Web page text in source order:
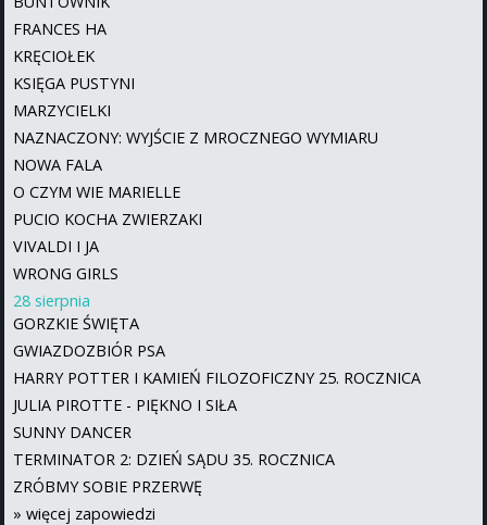
FRANCES HA
KRĘCIOŁEK
KSIĘGA PUSTYNI
MARZYCIELKI
NAZNACZONY: WYJŚCIE Z MROCZNEGO WYMIARU
NOWA FALA
O CZYM WIE MARIELLE
PUCIO KOCHA ZWIERZAKI
VIVALDI I JA
WRONG GIRLS
28 sierpnia
GORZKIE ŚWIĘTA
GWIAZDOZBIÓR PSA
HARRY POTTER I KAMIEŃ FILOZOFICZNY 25. ROCZNICA
JULIA PIROTTE - PIĘKNO I SIŁA
SUNNY DANCER
TERMINATOR 2: DZIEŃ SĄDU 35. ROCZNICA
ZRÓBMY SOBIE PRZERWĘ
» więcej zapowiedzi